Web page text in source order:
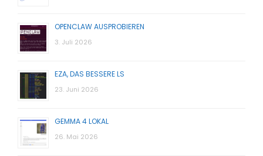
OPENCLAW AUSPROBIEREN
3. Juli 2026
EZA, DAS BESSERE LS
23. Juni 2026
GEMMA 4 LOKAL
26. Mai 2026